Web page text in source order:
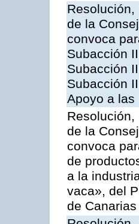
de la
convoca
Subacción
Subacción
Subacción
Apoyo a las
de la
convoca
de
a la
vaca», del
de Canarias